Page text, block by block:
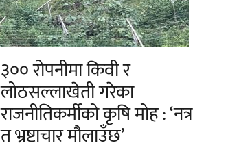
३०० रोपनीमा किवी र
लोठसल्लाखेती गरेका
राजनीतिकर्मीको कृषि मोह : ‘नत्र
त भ्रष्टाचार मौलाउँछ’